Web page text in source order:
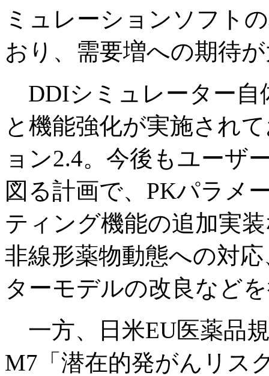
ミュレーションソフト
おり、需要増への期待
DDIシミュレーター自
と機能強化が実施され
ョン2.4。今後もユーザ
図る計画で、PKパラメ
ティング機能の追加実
非線形薬物動態への対
ターモデルの改良など
一方、日米EU医薬品
M7「潜在的発がんリス